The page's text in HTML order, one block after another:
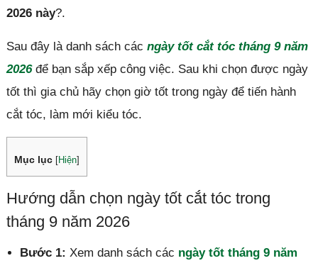
2026 này?.
Sau đây là danh sách các ngày tốt cắt tóc tháng 9 năm
2026để bạn sắp xếp công việc. Sau khi chọn được ngày
tốt thì gia chủ hãy chọn giờ tốt trong ngày để tiến hành
cắt tóc, làm mới kiểu tóc.
Mục lục Hiện]
Hướng dẫn chọn ngày tốt cắt tóc trong
tháng 9 năm 2026
Bước 1: Xem danh sách các ngày tốt tháng 9 năm